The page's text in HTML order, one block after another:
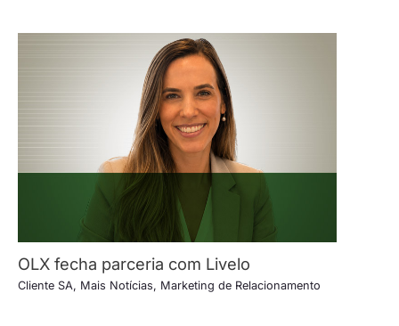
OLX fecha parceria com Livelo
Cliente SA, Mais Notícias, Marketing de Relacionamento